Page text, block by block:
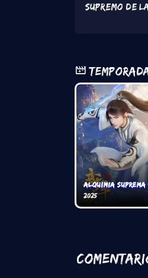
supremo de
Alquimia Suprema
2025